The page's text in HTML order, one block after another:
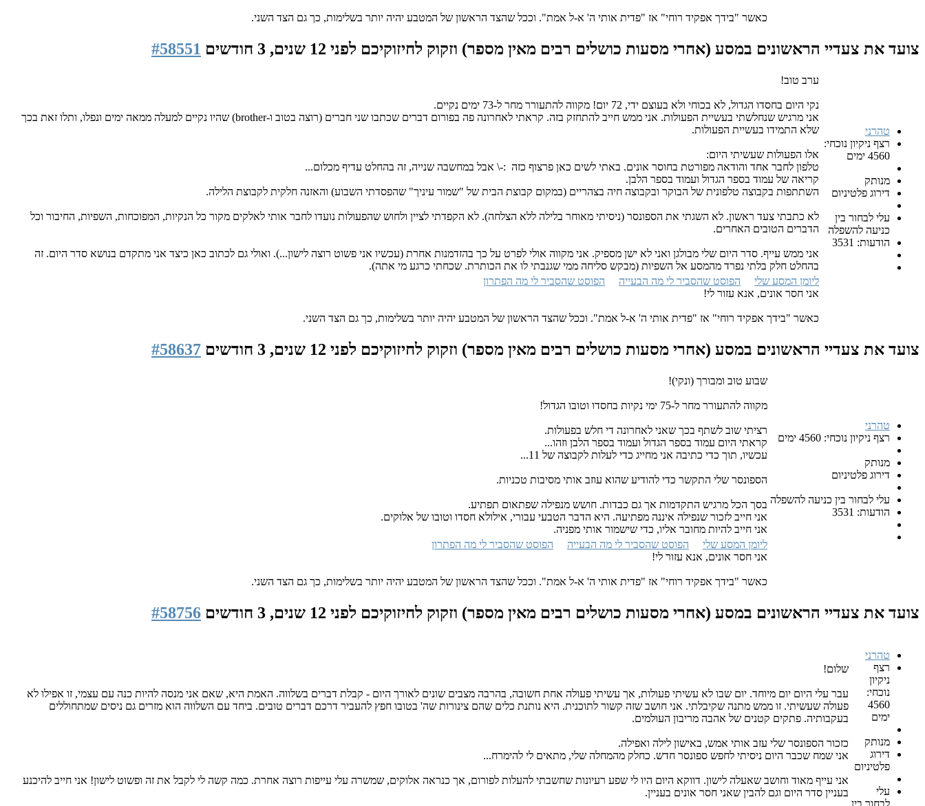
כאשר "בידך אפקיד רוחי" אז "פדית אותי ה' א-ל אמת". וככל שהצד הראשון של המטבע יהיה יותר בשלימות, כך גם הצד השני.
צועד את צעדיי הראשונים במסע (אחרי מסעות כושלים רבים מאין מספר) וזקוק לחיזוקיכם לפני 12 שנים, 3 חודשים #58551
טהרני
רצף ניקיון נוכחי:
4560 ימים
מנותק
דירוג פלטיניום
עלי לבחור בין
כניעה להשפלה
הודעות: 3531
ערב טוב!
נקי היום בחסדו הגדול, לא בכוחי ולא בעוצם ידי, 72 יום! מקווה להתעורר מחר ל-73 ימים נקיים.
אני מרגיש שנחלשתי בעשיית הפעולות. אני ממש חייב להתחזק בזה. קראתי לאחרונה פה בפורום דברים שכתבו שני חברים (רוצה בטוב ו-brother) שהיו נקיים למעלה ממאה ימים ונפלו, ותלו זאת בכך
שלא התמידו בעשיית הפעולות.
אלו הפעולות שעשיתי היום:
טלפון לחבר אחד והודאה מפורטת בחוסר אונים. באתי לשים כאן פרצוף כזה :-\ אבל במחשבה שנייה, זה בהחלט עדיף מכלום...
קריאה של עמוד בספר הגדול ועמוד בספר הלבן.
השתתפות בקבוצה טלפונית של הבוקר ובקבוצה חיה בצהריים (במקום קבוצת הבית של "שמור עיניך" שהפסדתי השבוע) והאזנה חלקית לקבוצת הלילה.
לא כתבתי צעד ראשון. לא השגתי את הספונסר (ניסיתי מאוחר בלילה ללא הצלחה). לא הקפדתי לציין ולחוש שהפעולות נועדו לחבר אותי לאלקים מקור כל הנקיות, המפוכחות, השפיות, החיבור וכל
הדברים הטובים האחרים.
אני ממש עייף. סדר היום שלי מבולגן ואני לא ישן מספיק. אני מקווה אולי לפרט על כך בהזדמנות אחרת (עכשיו אני פשוט רוצה לישון...). ואולי גם לכתוב כאן כיצד אני מתקדם בנושא סדר היום. זה
בהחלט חלק בלתי נפרד מהמסע אל השפיות (מבקש סליחה ממי שגנבתי לו את הכותרת. שכחתי כרגע מי אתה).
ליומן המסע שלי
הפוסט שהסביר לי מה הבעייה
הפוסט שהסביר לי מה הפתרון
אני חסר אונים, אנא עזור לי!
כאשר "בידך אפקיד רוחי" אז "פדית אותי ה' א-ל אמת". וככל שהצד הראשון של המטבע יהיה יותר בשלימות, כך גם הצד השני.
צועד את צעדיי הראשונים במסע (אחרי מסעות כושלים רבים מאין מספר) וזקוק לחיזוקיכם לפני 12 שנים, 3 חודשים #58637
טהרני
רצף ניקיון נוכחי: 4560 ימים
מנותק
דירוג פלטיניום
עלי לבחור בין כניעה להשפלה
הודעות: 3531
שבוע טוב ומבורך (ונקי)!
מקווה להתעורר מחר ל-75 ימי נקיות בחסדו וטובו הגדול!
רציתי שוב לשתף בכך שאני לאחרונה די חלש בפעולות.
קראתי היום עמוד בספר הגדול ועמוד בספר הלבן וזהו...
עכשיו, תוך כדי כתיבה אני מחייג כדי לעלות לקבוצה של 11...
הספונסר שלי התקשר כדי להודיע שהוא עוזב אותי מסיבות טכניות.
בסך הכל מרגיש התקדמות אך גם כבדות. חושש מנפילה שפתאום תפתיע.
אני חייב לזכור שנפילה איננה מפתיעה. היא הדבר הטבעי עבורי, אילולא חסדו וטובו של אלוקים.
אני חייב להיות מחובר אליו, כדי שישמור אותי מפניה.
ליומן המסע שלי
הפוסט שהסביר לי מה הבעייה
הפוסט שהסביר לי מה הפתרון
אני חסר אונים, אנא עזור לי!
כאשר "בידך אפקיד רוחי" אז "פדית אותי ה' א-ל אמת". וככל שהצד הראשון של המטבע יהיה יותר בשלימות, כך גם הצד השני.
צועד את צעדיי הראשונים במסע (אחרי מסעות כושלים רבים מאין מספר) וזקוק לחיזוקיכם לפני 12 שנים, 3 חודשים #58756
טהרני
רצף
ניקיון
נוכחי:
4560
ימים
מנותק
דירוג
פלטיניום
עלי
לבחור בין
שלום!
עבר עלי היום יום מיוחד. יום שבו לא עשיתי פעולות, אך עשיתי פעולה אחת חשובה, בהרבה מצבים שונים לאורך היום - קבלת דברים בשלווה. האמת היא, שאם אני מנסה להיות כנה עם עצמי, זו אפילו לא
פעולה שעשיתי. זו ממש מתנה שקיבלתי. אני חושב שזה קשור לתוכנית. היא נותנת כלים שהם צינורות שה' בטובו חפץ להעביר דרכם דברים טובים. ביחד עם השלווה הוא מזרים גם ניסים שמתחוללים
בעקבותיה. פתקים קטנים של אהבה מריבון העולמים.
כזכור הספונסר שלי עזב אותי אמש, באישון לילה ואפילה.
אני שמח שכבר היום ניסיתי לחפש ספונסר חדש. כחלק מהמחלה שלי, מתאים לי להימרח...
אני עייף מאוד וחושב שאעלה לישון. דווקא היום היו לי שפע רעיונות שחשבתי להעלות לפורום, אך כנראה אלוקים, שמשרה עלי עייפות רוצה אחרת. כמה קשה לי לקבל את זה ופשוט לישון! אני חייב להיכנע
בעניין סדר היום וגם להבין שאני חסר אונים בעניין.